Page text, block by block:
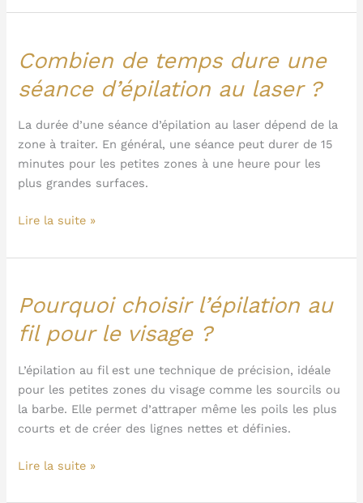
Combien de temps dure une
séance d’épilation au laser ?
La durée d’une séance d’épilation au laser dépend de la
zone à traiter. En général, une séance peut durer de 15
minutes pour les petites zones à une heure pour les
plus grandes surfaces.
Combien
temps
une
séance
d’épilation
au
Lire la suite »
Pourquoi choisir l’épilation au
fil pour le visage ?
L’épilation au fil est une technique de précision, idéale
pour les petites zones du visage comme les sourcils ou
la barbe. Elle permet d’attraper même les poils les plus
courts et de créer des lignes nettes et définies.
Pourquoi
l’épilation
fil
pour
le
visage
Lire la suite »